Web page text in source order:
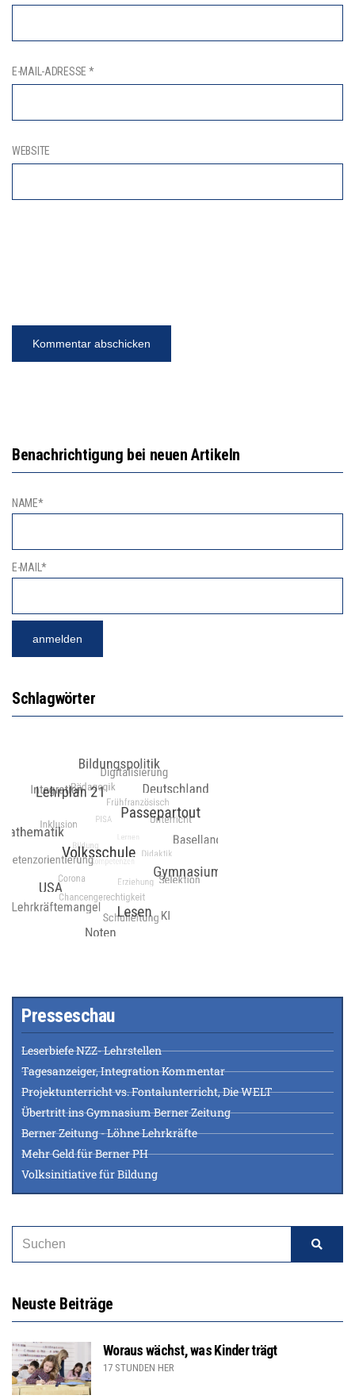
E-MAIL-ADRESSE *
WEBSITE
Benachrichtigung bei neuen Artikeln
NAME*
E-MAIL*
Schlagwörter
Presseschau
Leserbiefe NZZ- Lehrstellen
Tagesanzeiger, Integration Kommentar
Projektunterricht vs. Fontalunterricht, Die WELT
Übertritt ins Gymnasium Berner Zeitung
Berner Zeitung - Löhne Lehrkräfte
Mehr Geld für Berner PH
Volksinitiative für Bildung
Neuste Beiträge
Woraus wächst, was Kinder trägt
17 STUNDEN HER